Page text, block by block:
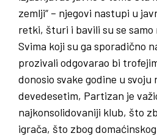
zemlji“ – njegovi nastupi u
retki, šturi i bavili su se
Svima koji su ga sporadično
prozivali odgovarao bi
donosio svake godine u
devedesetim, Partizan je
najkonsolidovaniji klub, što
igrača, što zbog